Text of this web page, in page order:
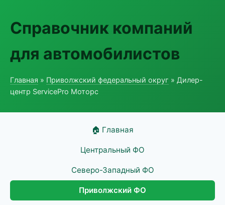
Справочник компаний
для автомобилистов
Главная » Приволжский федеральный округ » Дилер-
центр ServicePro Моторс
🏠 Главная
Центральный ФО
Северо-Западный ФО
Приволжский ФО